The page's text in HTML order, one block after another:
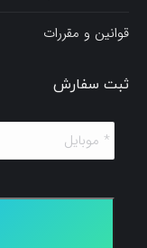
قوانین و مقررات
ثبت سفارش
*
موبایل *